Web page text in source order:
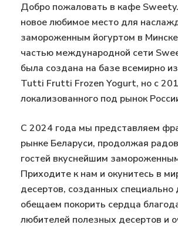
Добро пожаловать в кафе
новое любимое место для
замороженным йогуртом в
частью международной сети
была создана на базе всемирно
Tutti Frutti Frozen Yogurt, но с
локализованного под рынок
С 2024 года мы представляем
рынке Беларуси, продолжая
гостей вкуснейшим
Приходите к нам и окунитесь в
десертов, созданных
обещаем покорить сердца
любителей полезных десертов и